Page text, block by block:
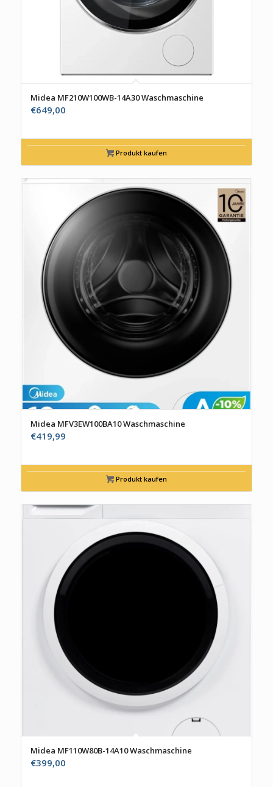
Midea MF210W100WB-14A30 Waschmaschine
€649,00
Produkt kaufen
Midea MFV3EW100BA10 Waschmaschine
€419,99
Produkt kaufen
Midea MF110W80B-14A10 Waschmaschine
€399,00